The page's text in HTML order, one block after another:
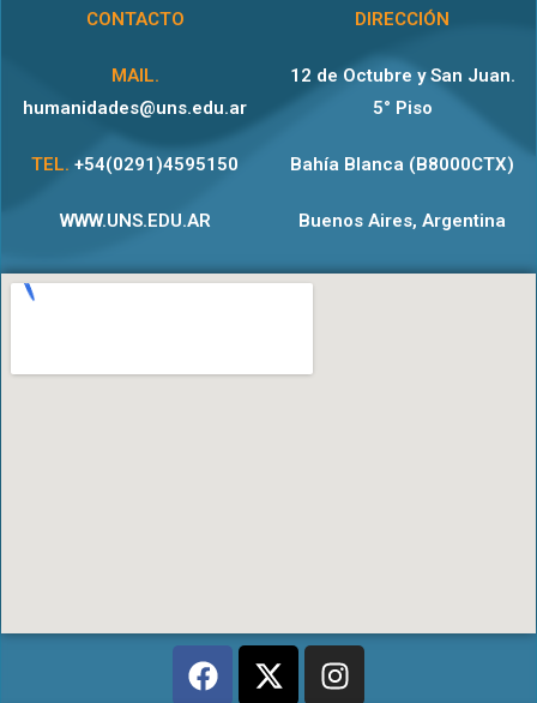
CONTACTO
MAIL.
humanidades@uns.edu.ar
TEL. +54(0291)4595150
WWW.UNS.EDU.AR
DIRECCIÓN
12 de Octubre y San Juan.
5° Piso
Bahía Blanca (B8000CTX)
Buenos Aires, Argentina